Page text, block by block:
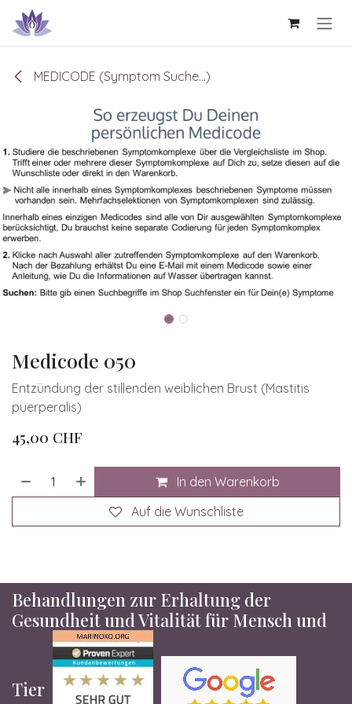
Zum Inhalt springen
MEDICODE (Symptom Suche...)
Medicode 050
Entzündung der stillenden weiblichen Brust (Mastitis
puerperalis)
45,00 CHF
In den Warenkorb
Auf die Wunschliste
Behandlungen zur Erhaltung der
Gesundheit und Vitalität für Mensch und
Tier